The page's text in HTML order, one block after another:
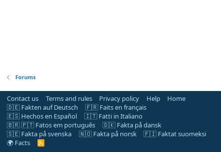
Forums
Contact us Terms and rules Privacy policy Help
Home
🇩🇪 Fakten auf Deutsch
🇫🇷 Faits en français
🇪🇸 Hechos en Español
🇮🇹 Fatti in Italiano
🇧🇷 🇵🇹 Fatos em português
🇩🇰 Fakta på dansk
🇸🇪 Fakta på svenska
🇳🇴 Fakta på norsk
🇫🇮 Faktat suomeksi
🌍 Facts
R